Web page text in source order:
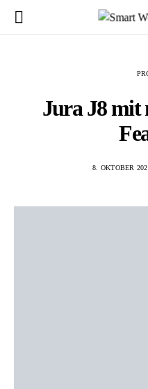
Jura J8 mit
8. OKTOBER